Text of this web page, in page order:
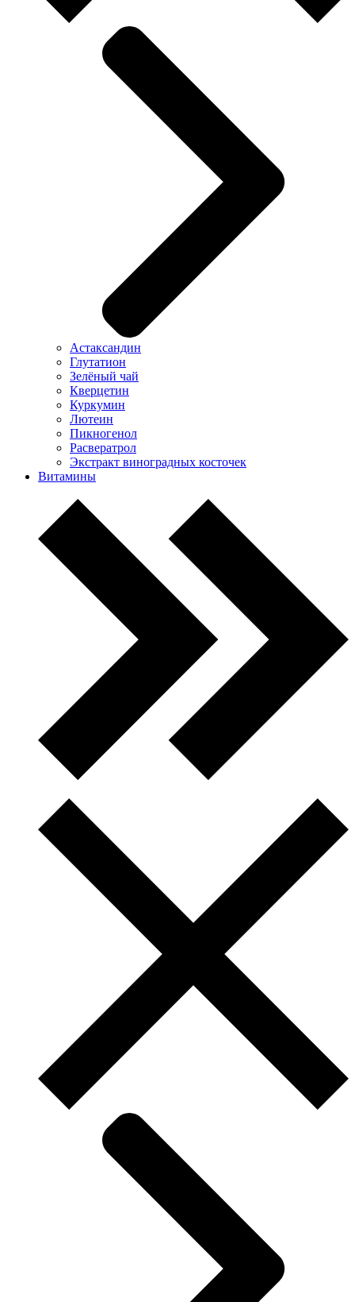
Астаксандин
Глутатион
Зелёный чай
Кверцетин
Куркумин
Лютеин
Пикногенол
Расвератрол
Экстракт виноградных косточек
Витамины